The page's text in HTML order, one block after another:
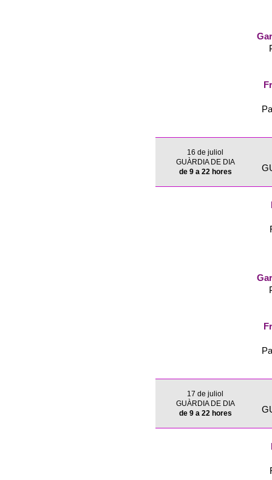
16 de juliol
GUÀRDIA DE DIA
de 9 a 22 hores
17 de juliol
GUÀRDIA DE DIA
de 9 a 22 hores